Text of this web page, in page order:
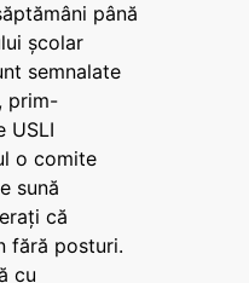
până
școlar
semnalate
prim-
USLI
o comite
sună
că
fără posturi.
cu